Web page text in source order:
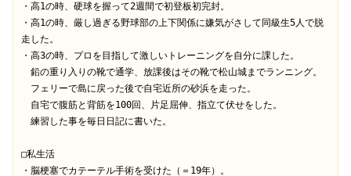
・高1の時、硬球を握って2週間で初登板初完封。
・高1の時、厳し過ぎる野球部の上下関係に嫌気がさして同級生5人で脱
走した。
・高3の時、プロを目指して激しいトレーニングを自分に課した。
鉛の重り入りの靴で通学、放課後はその靴で松山城までランニング。
フェリーで島に戻った後で自宅近所の砂浜を走った。
自宅で腹筋と背筋を100回、片足屈伸、指立て伏せをした。
練習した事を毎日日記に書いた。
□私生活
・脳梗塞でカテーテル手術を受けた（＝19年）。